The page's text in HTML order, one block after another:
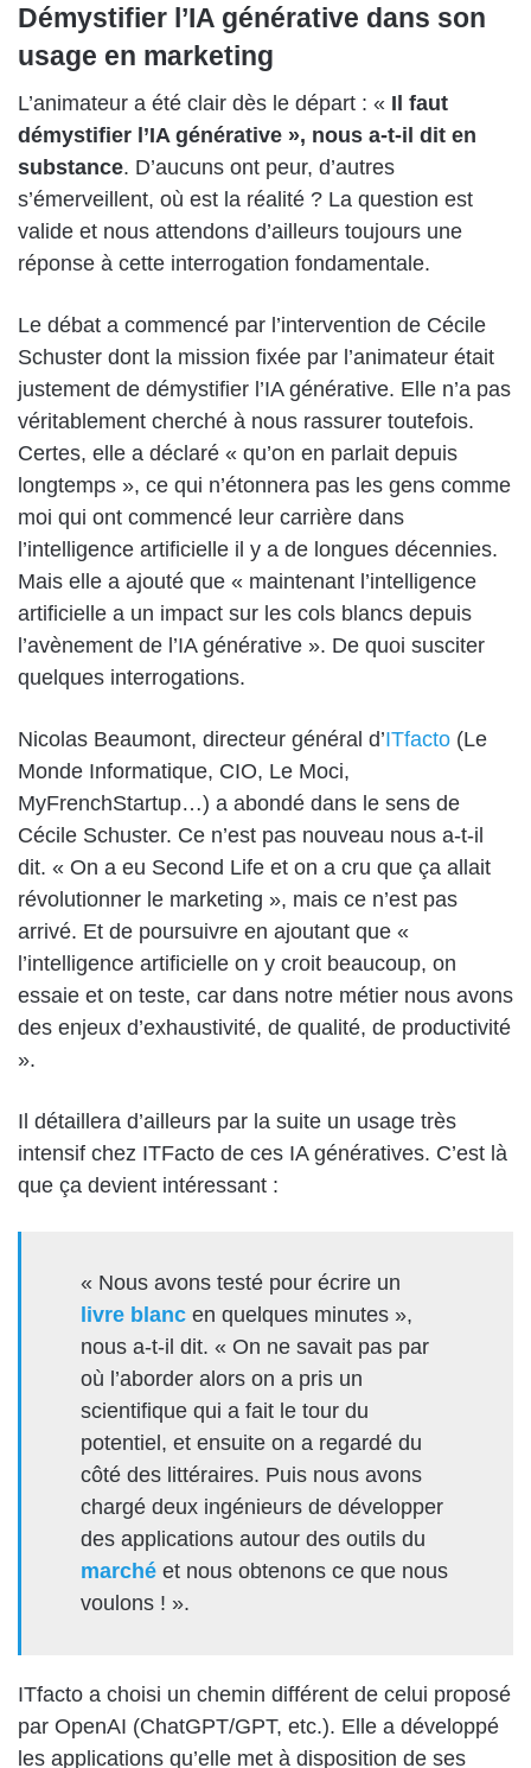
Démystifier l’IA générative dans son
usage en marketing
L’animateur a été clair dès le départ : « Il faut
démystifier l’IA générative », nous a-t-il dit en
substance. D’aucuns ont peur, d’autres
s’émerveillent, où est la réalité ? La question est
valide et nous attendons d’ailleurs toujours une
réponse à cette interrogation fondamentale.
Le débat a commencé par l’intervention de Cécile
Schuster dont la mission fixée par l’animateur était
justement de démystifier l’IA générative. Elle n’a pas
véritablement cherché à nous rassurer toutefois.
Certes, elle a déclaré « qu’on en parlait depuis
longtemps », ce qui n’étonnera pas les gens comme
moi qui ont commencé leur carrière dans
l’intelligence artificielle il y a de longues décennies.
Mais elle a ajouté que « maintenant l’intelligence
artificielle a un impact sur les cols blancs depuis
l’avènement de l’IA générative ». De quoi susciter
quelques interrogations.
Nicolas Beaumont, directeur général d’ITfacto (Le
Monde Informatique, CIO, Le Moci,
MyFrenchStartup…) a abondé dans le sens de
Cécile Schuster. Ce n’est pas nouveau nous a-t-il
dit. « On a eu Second Life et on a cru que ça allait
révolutionner le marketing », mais ce n’est pas
arrivé. Et de poursuivre en ajoutant que «
l’intelligence artificielle on y croit beaucoup, on
essaie et on teste, car dans notre métier nous avons
des enjeux d’exhaustivité, de qualité, de productivité
».
Il détaillera d’ailleurs par la suite un usage très
intensif chez ITFacto de ces IA génératives. C’est là
que ça devient intéressant :
« Nous avons testé pour écrire un
livre blanc en quelques minutes »,
nous a-t-il dit. « On ne savait pas par
où l’aborder alors on a pris un
scientifique qui a fait le tour du
potentiel, et ensuite on a regardé du
côté des littéraires. Puis nous avons
chargé deux ingénieurs de développer
des applications autour des outils du
marché et nous obtenons ce que nous
voulons ! ».
ITfacto a choisi un chemin différent de celui proposé
par OpenAI (ChatGPT/GPT, etc.). Elle a développé
les applications qu’elle met à disposition de ses